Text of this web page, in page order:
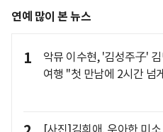
연예 많이 본 뉴스
1
악뮤 이수현, '김성주子'
여행 "첫 만남에 2시간 넘
[사진]김희애, 우아한 미소